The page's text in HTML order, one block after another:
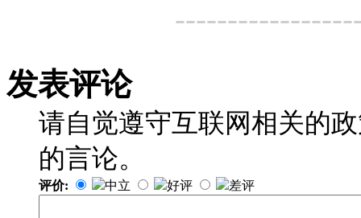
发表评论
请自觉遵守互联网相关的
的言论。
评价: 中立 好评 差评